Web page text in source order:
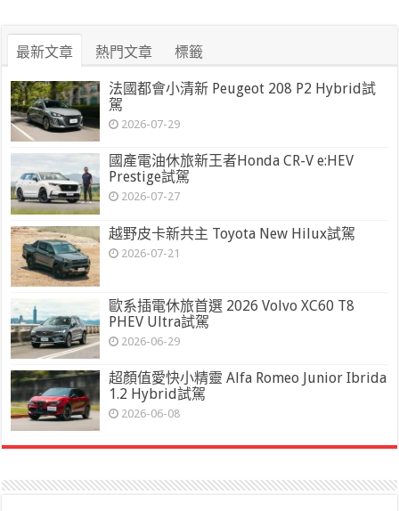
最新文章 熱門文章 標籤
法國都會小清新 Peugeot 208 P2 Hybrid試
駕
2026-07-29
國產電油休旅新王者Honda CR-V e:HEV
Prestige試駕
2026-07-27
越野皮卡新共主 Toyota New Hilux試駕
2026-07-21
歐系插電休旅首選 2026 Volvo XC60 T8
PHEV Ultra試駕
2026-06-29
超顏值愛快小精靈 Alfa Romeo Junior Ibrida
1.2 Hybrid試駕
2026-06-08